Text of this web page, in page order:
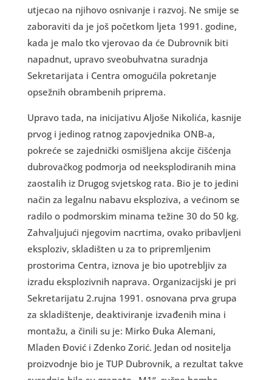
utjecao na njihovo osnivanje i razvoj. Ne smije se
zaboraviti da je još početkom ljeta 1991. godine,
kada je malo tko vjerovao da će Dubrovnik biti
napadnut, upravo sveobuhvatna suradnja
Sekretarijata i Centra omogućila pokretanje
opsežnih obrambenih priprema.
Upravo tada, na inicijativu Aljoše Nikolića, kasnije
prvog i jedinog ratnog zapovjednika ONB-a,
pokreće se zajednički osmišljena akcije čišćenja
dubrovačkog podmorja od neeksplodiranih mina
zaostalih iz Drugog svjetskog rata. Bio je to jedini
način za legalnu nabavu eksploziva, a većinom se
radilo o podmorskim minama težine 30 do 50 kg.
Zahvaljujući njegovim nacrtima, ovako pribavljeni
eksploziv, skladišten u za to pripremljenim
prostorima Centra, iznova je bio upotrebljiv za
izradu eksplozivnih naprava. Organizacijski je pri
Sekretarijatu 2.rujna 1991. osnovana prva grupa
za skladištenje, deaktiviranje izvađenih mina i
montažu, a činili su je: Mirko Đuka Alemani,
Mladen Đović i Zdenko Zorić. Jedan od nositelja
proizvodnje bio je TUP Dubrovnik, a rezultat takve